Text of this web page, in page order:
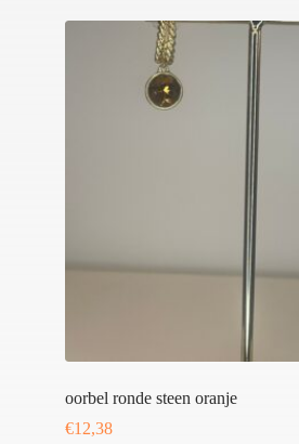
oorbel ronde steen oranje
€12,38